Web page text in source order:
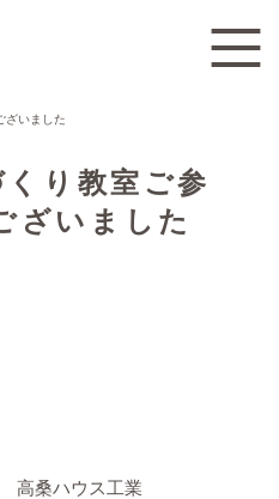
ざいました
り教室ご参
ざいました
高桑ハウス工業